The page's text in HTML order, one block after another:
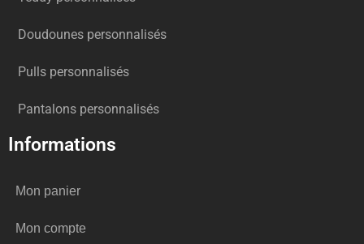
Doudounes personnalisés
Pulls personnalisés
Pantalons personnalisés
Informations
Mon panier
Mon compte